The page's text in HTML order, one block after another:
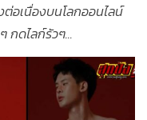
อเนื่องบนโลกออนไลน์
กดไลก์รัวๆ...